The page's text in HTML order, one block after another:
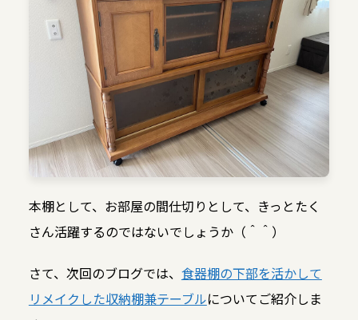
本棚として、お部屋の間仕切りとして、きっとたく
さん活躍するのではないでしょうか（＾＾）
さて、次回のブログでは、 食器棚の下部を活かして
リメイクした収納棚兼テーブルについてご紹介しま